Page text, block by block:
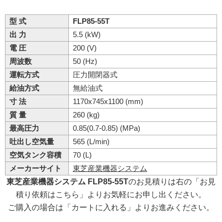
型 式
FLP85-55T
出 力
5.5 (kW)
電 圧
200 (V)
周波数
50 (Hz)
運転方式
圧力開閉器式
給油方式
無給油式
寸 法
1170x745x1100 (mm)
質 量
260 (kg)
最高圧力
0.85(0.7-0.85) (MPa)
吐出し空気量
565 (L/min)
空気タンク容積
70 (L)
メーカーサイト
東芝産業機器システム
東芝産業機器システム FLP85-55Tのお見積りは右の「お見
積り依頼はこちら」よりお気軽にお申し出ください。
ご購入の場合は「カートに入れる」よりお進みください。